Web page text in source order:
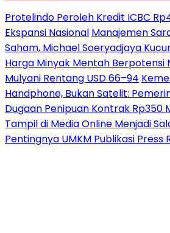
Protelindo Peroleh Kredit ICBC
Ekspansi Nasional Manajemen
Saham, Michael Soeryadjaya
Harga Minyak Mentah Berpotensi
Mulyani Rentang USD 66–94
Handphone, Bukan Satelit:
Dugaan Penipuan Kontrak Rp350
Tampil di Media Online Menjadi
Pentingnya UMKM Publikasi Press